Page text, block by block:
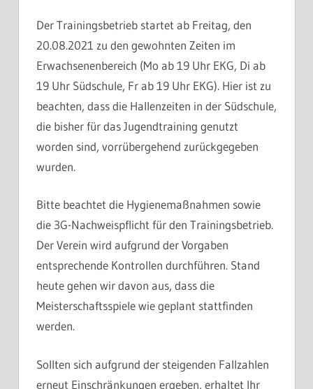
Der Trainingsbetrieb startet ab Freitag, den
20.08.2021 zu den gewohnten Zeiten im
Erwachsenenbereich (Mo ab 19 Uhr EKG, Di ab
19 Uhr Südschule, Fr ab 19 Uhr EKG). Hier ist zu
beachten, dass die Hallenzeiten in der Südschule,
die bisher für das Jugendtraining genutzt
worden sind, vorrübergehend zurückgegeben
wurden.
Bitte beachtet die Hygienemaßnahmen sowie
die 3G-Nachweispflicht für den Trainingsbetrieb.
Der Verein wird aufgrund der Vorgaben
entsprechende Kontrollen durchführen. Stand
heute gehen wir davon aus, dass die
Meisterschaftsspiele wie geplant stattfinden
werden.
Sollten sich aufgrund der steigenden Fallzahlen
erneut Einschränkungen ergeben, erhaltet Ihr